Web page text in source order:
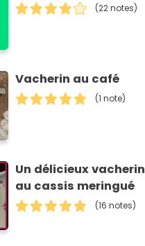
(22 notes)
Vacherin au café
(1 note)
Un délicieux vacherin
au cassis meringué
(16 notes)